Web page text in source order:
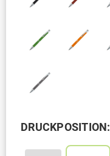
DRUCKPOSITION: